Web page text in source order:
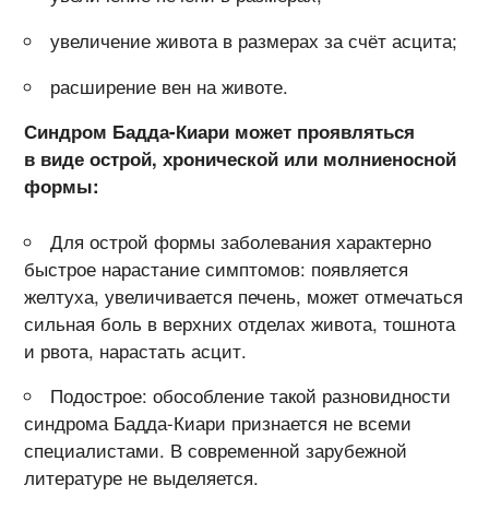
увеличение живота в размерах за счёт асцита;
расширение вен на животе.
Синдром Бадда-Киари может проявляться
в виде острой, хронической или молниеносной
формы:
Для острой формы заболевания характерно
быстрое нарастание симптомов: появляется
желтуха, увеличивается печень, может отмечаться
сильная боль в верхних отделах живота, тошнота
и рвота, нарастать асцит.
Подострое: обособление такой разновидности
синдрома Бадда-Киари признается не всеми
специалистами. В современной зарубежной
литературе не выделяется.